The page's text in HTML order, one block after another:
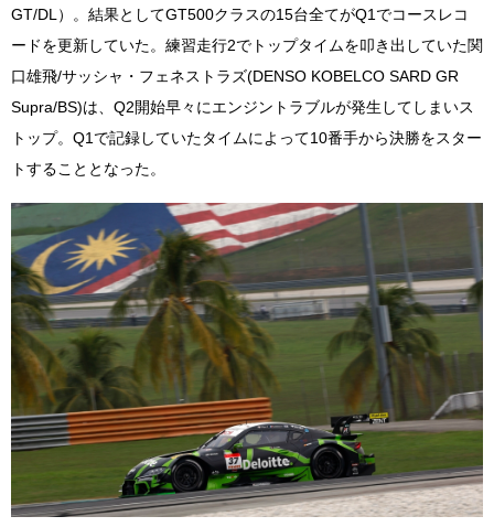
GT/DL）。結果としてGT500クラスの15台全てがQ1でコースレコ
ードを更新していた。練習走行2でトップタイムを叩き出していた関
口雄飛/サッシャ・フェネストラズ(DENSO KOBELCO SARD GR
Supra/BS)は、Q2開始早々にエンジントラブルが発生してしまいス
トップ。Q1で記録していたタイムによって10番手から決勝をスター
トすることとなった。